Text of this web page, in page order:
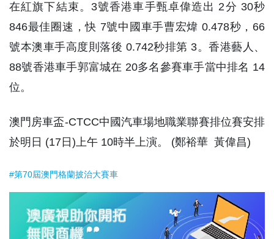
在紅旗下結束。3號香港車手甄卓偉造出 2分 30秒
846最佳圈速，快 7號中國車手曹宏煒 0.478秒，66
號本澳車手高度則落後 0.742秒排第 3。香港藝人、
88號香港車手郭富城在 20多名參賽車手當中排名 14
位。
澳門房車盃-CTCC中國汽車場地職業聯賽排位賽安排
於明日 (17日)上午 10時半上演。 (鄭裕華 黃偉昌)
#第70屆澳門格蘭披治大賽車